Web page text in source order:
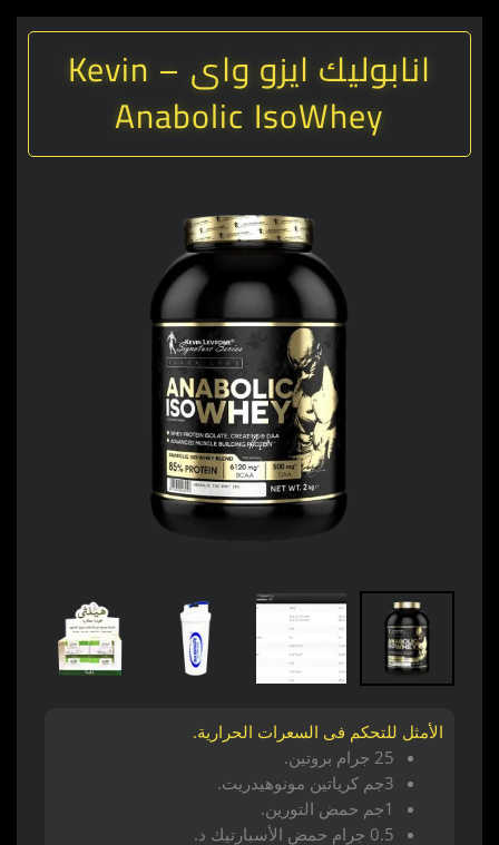
انابوليك ايزو واى – Kevin
Anabolic IsoWhey
الأمثل للتحكم فى السعرات الحرارية.
25 جرام بروتين.
3جم كرياتين مونوهيدريت.
1جم حمض التورين.
0.5 جرام حمض الأسبارتيك د.